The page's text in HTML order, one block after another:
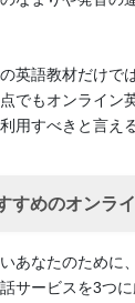
英語教材だけで
でもオンライン
用すべきと言え
すめのオンラ
あなたのために
サービスを3つに